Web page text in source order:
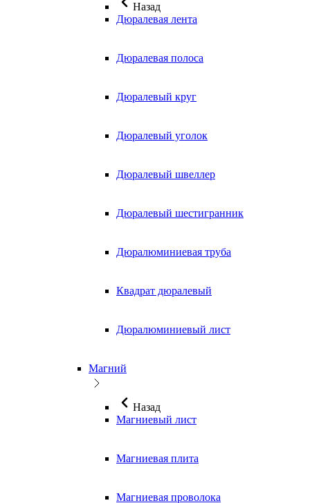
Назад
Дюралевая лента
Дюралевая полоса
Дюралевый круг
Дюралевый уголок
Дюралевый швеллер
Дюралевый шестигранник
Дюралюминиевая труба
Квадрат дюралевый
Дюралюминиевый лист
Магний
Назад
Магниевый лист
Магниевая плита
Магниевая проволока